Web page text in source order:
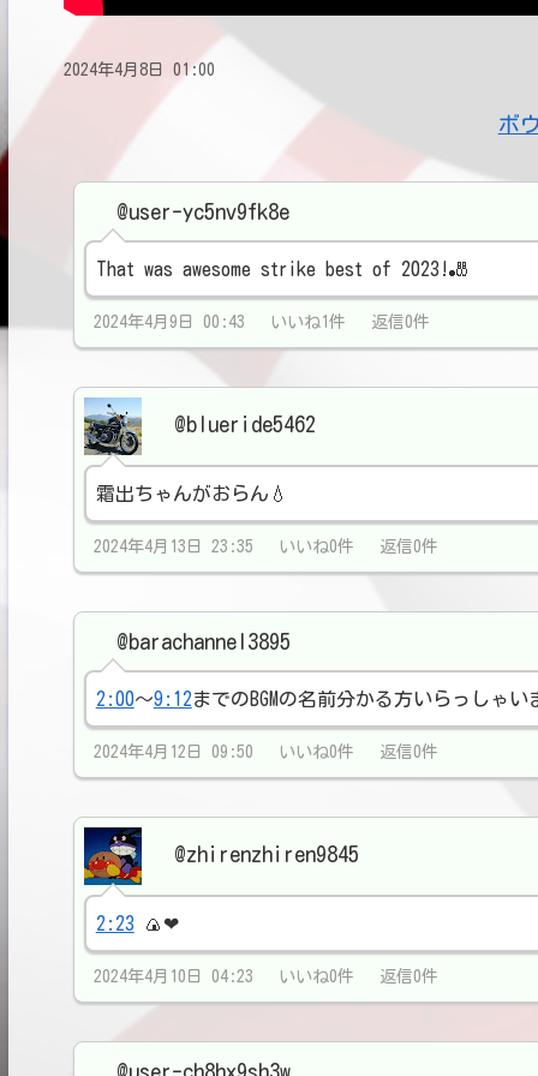
2024年4月8日 01:00
ボ
@user-yc5nv9fk8e
That was awesome strike best of 2023!🎳
2024年4月9日 00:43 いいね1件 返信0件
@blueride5462
霜出ちゃんがおらん💧
2024年4月13日 23:35 いいね0件 返信0件
@barachannel3895
2:00〜9:12までのBGMの名前分かる方いらっしゃい
2024年4月12日 09:50 いいね0件 返信0件
@zhirenzhiren9845
2:23🍙❤
2024年4月10日 04:23 いいね0件 返信0件
@user-ch8hx9sh3w